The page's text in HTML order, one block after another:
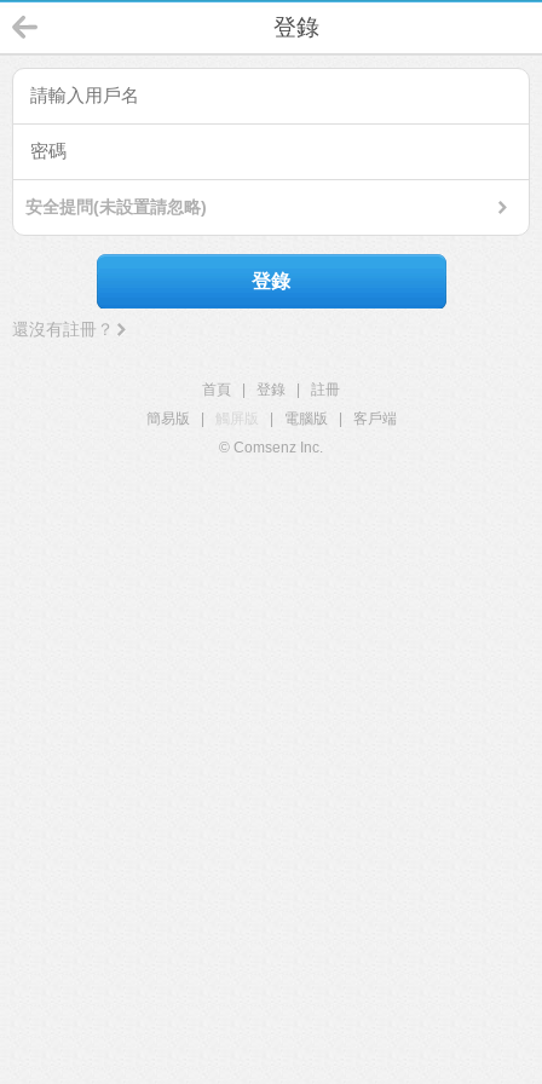
登錄
安全提問(未設置請忽略)
登錄
還沒有註冊？
首頁 登錄
註冊
簡易版
觸屏版 電腦版
客戶端
© Comsenz Inc.